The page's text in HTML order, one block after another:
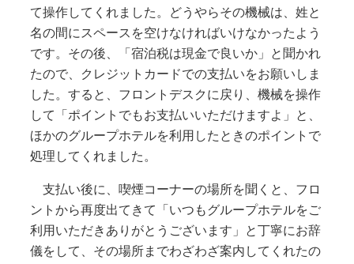
て操作してくれました。どうやらその機械は、姓と
名の間にスペースを空けなければいけなかったよう
です。その後、「宿泊税は現金で良いか」と聞かれ
たので、クレジットカードでの支払いをお願いしま
した。すると、フロントデスクに戻り、機械を操作
して「ポイントでもお支払いいただけますよ」と、
ほかのグループホテルを利用したときのポイントで
処理してくれました。
支払い後に、喫煙コーナーの場所を聞くと、フロ
ントから再度出てきて「いつもグループホテルをご
利用いただきありがとうございます」と丁寧にお辞
儀をして、その場所までわざわざ案内してくれたの